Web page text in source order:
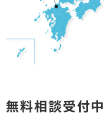
無料相談受付中